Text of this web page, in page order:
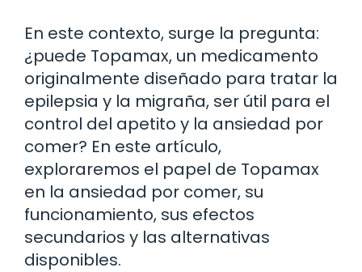
En este contexto, surge la pregunta:
¿puede Topamax, un medicamento
originalmente diseñado para tratar la
epilepsia y la migraña, ser útil para el
control del apetito y la ansiedad por
comer? En este artículo,
exploraremos el papel de Topamax
en la ansiedad por comer, su
funcionamiento, sus efectos
secundarios y las alternativas
disponibles.